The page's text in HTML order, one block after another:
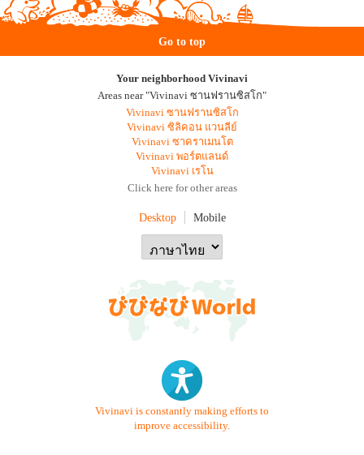
Go to top
Your neighborhood Vivinavi
Areas near "Vivinavi ซานฟรานซิสโก"
Vivinavi ซานฟรานซิสโก
Vivinavi ซิลิคอน แวนลีย์
Vivinavi ซาคราเมนโต
Vivinavi พอร์ตแลนด์
Vivinavi เรโน
Click here for other areas
Desktop Mobile
Vivinavi is constantly making efforts to
improve accessibility.